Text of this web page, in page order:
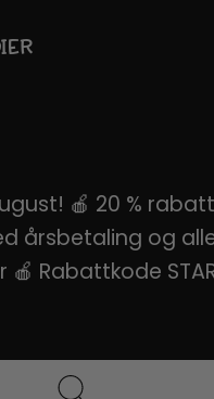
🍎 20 %
årsbetaling og
🍎 Rabattkode